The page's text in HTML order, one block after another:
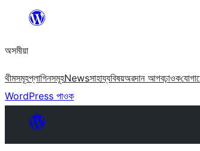
বিষয়বস্তুলৈ
যাওক
অসমীয়া
থীমসমূহপ্লাগিনসমূহNewsসাহায্যবিষয়অৱদান আগবঢ়াওক
WordPress পাওক